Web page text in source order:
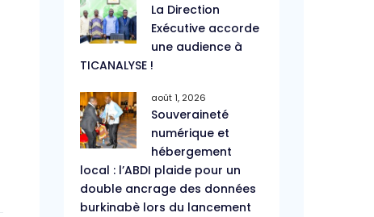
La Direction
Exécutive accorde
une audience à
TICANALYSE !
août 1, 2026
Souveraineté
numérique et
hébergement
local : l’ABDI plaide pour un
double ancrage des données
burkinabè lors du lancement